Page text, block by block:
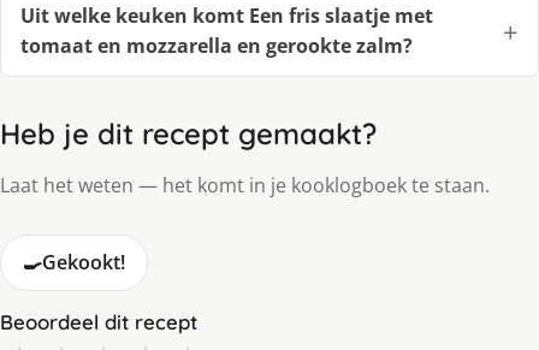
Uit welke keuken komt Een fris slaatje met
tomaat en mozzarella en gerookte zalm?
Heb je dit recept gemaakt?
Laat het weten — het komt in je kooklogboek te staan.
🍳Gekookt!
Beoordeel dit recept